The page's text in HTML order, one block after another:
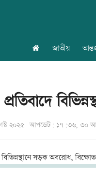
জাতীয়
২০২৫ আপডেট: ১৭:৩৬, ৩০